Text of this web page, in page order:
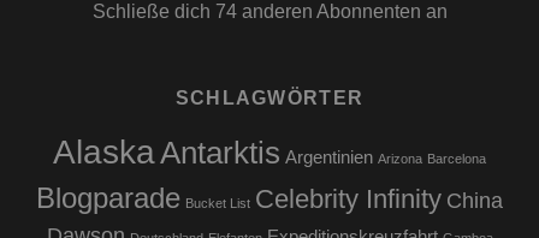
Schließe dich 74 anderen Abonnenten an
SCHLAGWÖRTER
AlaskaAntarktis Argentinien Arizona Barcelona
Blogparade Bucket List Celebrity Infinity China